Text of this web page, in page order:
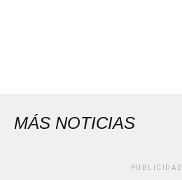
MÁS NOTICIAS
PUBLICIDAD